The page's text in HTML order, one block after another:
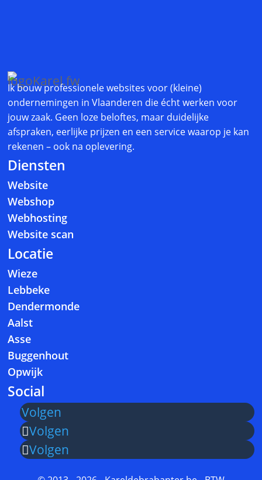
Ik bouw professionele websites voor (kleine)
ondernemingen in Vlaanderen die écht werken voor
jouw zaak. Geen loze beloftes, maar duidelijke
afspraken, eerlijke prijzen en een service waarop je kan
rekenen – ook na oplevering.
Diensten
Website
Webshop
Webhosting
Website scan
Locatie
Wieze
Lebbeke
Dendermonde
Aalst
Asse
Buggenhout
Opwijk
Social
Volgen
Volgen
Volgen